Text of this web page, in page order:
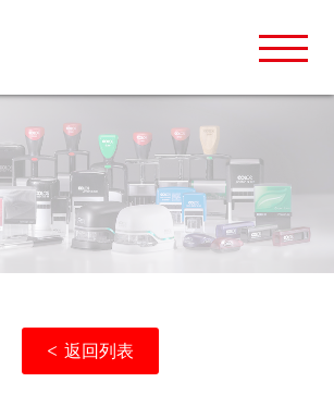
< 返回列表